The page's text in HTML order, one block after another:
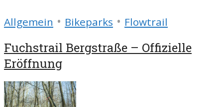
Allgemein • Bikeparks • Flowtrail
Fuchstrail Bergstraße – Offizielle
Eröffnung